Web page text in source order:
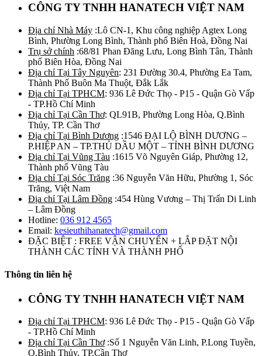
CÔNG TY TNHH HANATECH VIỆT NAM
Địa chỉ Nhà Máy :Lô CN-1, Khu công nghiệp Agtex Long
Bình, Phường Long Bình, Thành phố Biên Hoà, Đồng Nai
Trụ sở chính :68/81 Phan Đăng Lưu, Long Bình Tân, Thành
phố Biên Hòa, Đồng Nai
Địa chỉ Tại Tây Nguyên: 231 Đường 30.4, Phường Ea Tam,
Thành Phố Buôn Ma Thuột, Đắk Lắk
Địa chỉ Tại TPHCM: 936 Lê Đức Thọ - P15 - Quận Gò Vấp
- TP.Hồ Chí Minh
Địa chỉ Tại Cần Thơ: QL91B, Phường Long Hòa, Q.Bình
Thủy, TP. Cần Thơ
Địa chỉ Tại Bình Dương :1546 ĐẠI LỘ BÌNH DƯƠNG –
P.HIỆP AN – TP.THỦ DẦU MỘT – TỈNH BÌNH DƯƠNG
Địa chỉ Tại Vũng Tàu :1615 Võ Nguyên Giáp, Phường 12,
Thành phố Vũng Tàu
Địa chỉ Tại Sóc Trăng :36 Nguyễn Văn Hữu, Phường 1, Sóc
Trăng, Việt Nam
Địa chỉ Tại Lâm Đồng :454 Hùng Vương – Thị Trấn Di Linh
– Lâm Đồng
Hotline: 036 912 4565
Email: kesieuthihanatech@gmail.com
ĐẶC BIỆT : FREE VẬN CHUYỂN + LẮP ĐẶT NỘI
THÀNH CÁC TỈNH VÀ THÀNH PHỐ
Thông tin liên hệ
CÔNG TY TNHH HANATECH VIỆT NAM
Địa chỉ Tại TPHCM: 936 Lê Đức Thọ - P15 - Quận Gò Vấp
- TP.Hồ Chí Minh
Địa chỉ Tại Cần Thơ:Số 1 Nguyễn Văn Linh, P.Long Tuyền,
Q.Bình Thủy, TP.Cần Thơ